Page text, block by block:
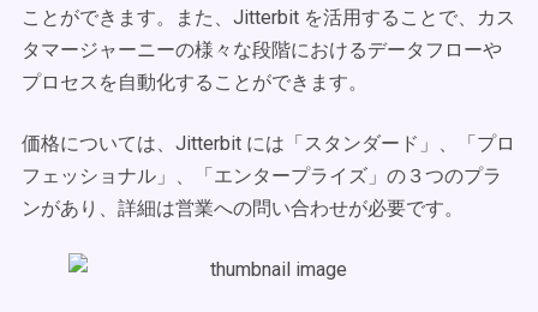
ことができます。また、Jitterbit を活用することで、カス
タマージャーニーの様々な段階におけるデータフローや
プロセスを自動化することができます。
価格については、Jitterbit には「スタンダード」、「プロ
フェッショナル」、「エンタープライズ」の３つのプラ
ンがあり、詳細は営業への問い合わせが必要です。